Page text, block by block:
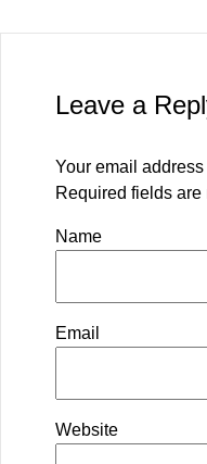
Leave a
Your email
Required fields are
Name
Email
Website